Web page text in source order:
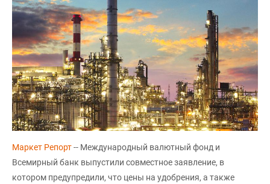
Маркет Репорт-- Международный валютный фонд и
Всемирный банк выпустили совместное заявление, в
котором предупредили, что цены на удобрения, а также